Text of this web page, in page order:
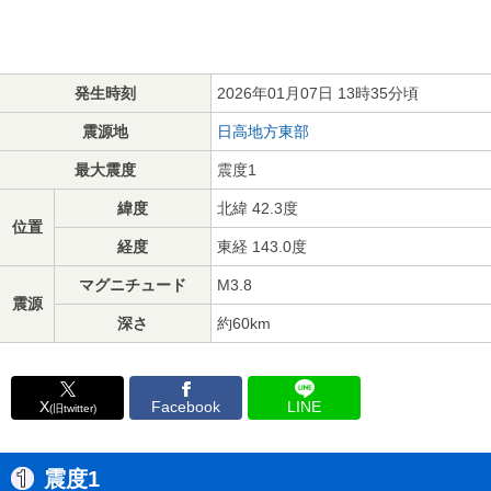
発生時刻 2026年01月07日 13時35分頃
震源地 日高地方東部
最大震度 震度1
位置
緯度 北緯 42.3度
経度 東経 143.0度
震源
マグニチュード M3.8
深さ 約60km
X(旧twitter) Facebook LINE
震度1